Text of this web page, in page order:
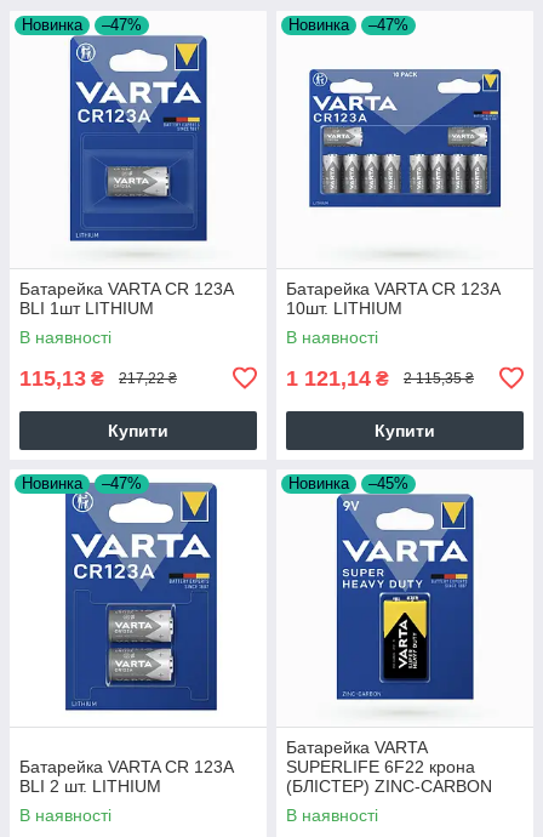
Новинка –47%
Батарейка VARTA CR 123A
BLI 1шт LITHIUM
В наявності
115,13 ₴ 217,22 ₴
Купити
Новинка –47%
Батарейка VARTA CR 123A
10шт. LITHIUM
В наявності
1 121,14 ₴ 2 115,35 ₴
Купити
Новинка –47%
Батарейка VARTA CR 123A
BLI 2 шт. LITHIUM
В наявності
Новинка –45%
Батарейка VARTA
SUPERLIFE 6F22 крона
(БЛІСТЕР) ZINC-CARBON
10шт./уп ш.к. 4008496556427
19824
В наявності